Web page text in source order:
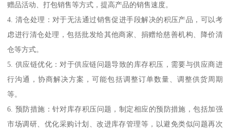
赠品活动、打包销售等方式，提高产品的销售速度。
4. 清仓处理：对于无法通过销售促进手段解决的积压产品，可以考
虑进行清仓处理，包括批发给其他商家、捐赠给慈善机构、降价清
仓等方式。
5. 供应链优化：对于供应链问题导致的库存积压，需要与供应商进
行沟通，协商解决方案，可能包括调整订单数量、调整供货周期
等。
6. 预防措施：针对库存积压问题，制定相应的预防措施，包括加强
市场调研、优化采购计划、改进库存管理等，以避免类似问题再次